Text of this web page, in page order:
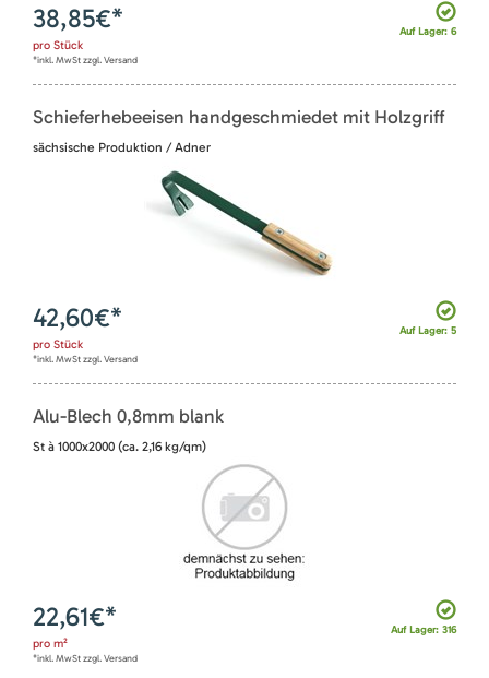
Auf Lager: 6
38,85€*
pro Stück
*inkl. MwSt zzgl. Versand
Schieferhebeeisen handgeschmiedet mit Holzgriff
sächsische Produktion / Adner
Auf Lager: 5
42,60€*
pro Stück
*inkl. MwSt zzgl. Versand
Alu-Blech 0,8mm blank
St à 1000x2000 (ca. 2,16 kg/qm)
Auf Lager: 316
22,61€*
pro m²
*inkl. MwSt zzgl. Versand